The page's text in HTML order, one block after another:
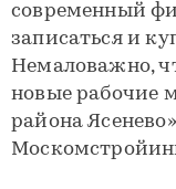
современный
записаться и
Немаловажно,
новые рабочие
района